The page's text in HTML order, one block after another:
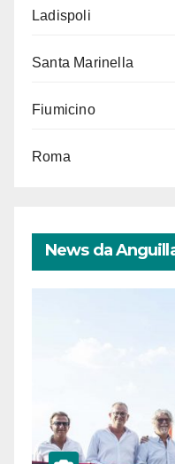
Ladispoli
Santa Marinella
Fiumicino
Roma
News da